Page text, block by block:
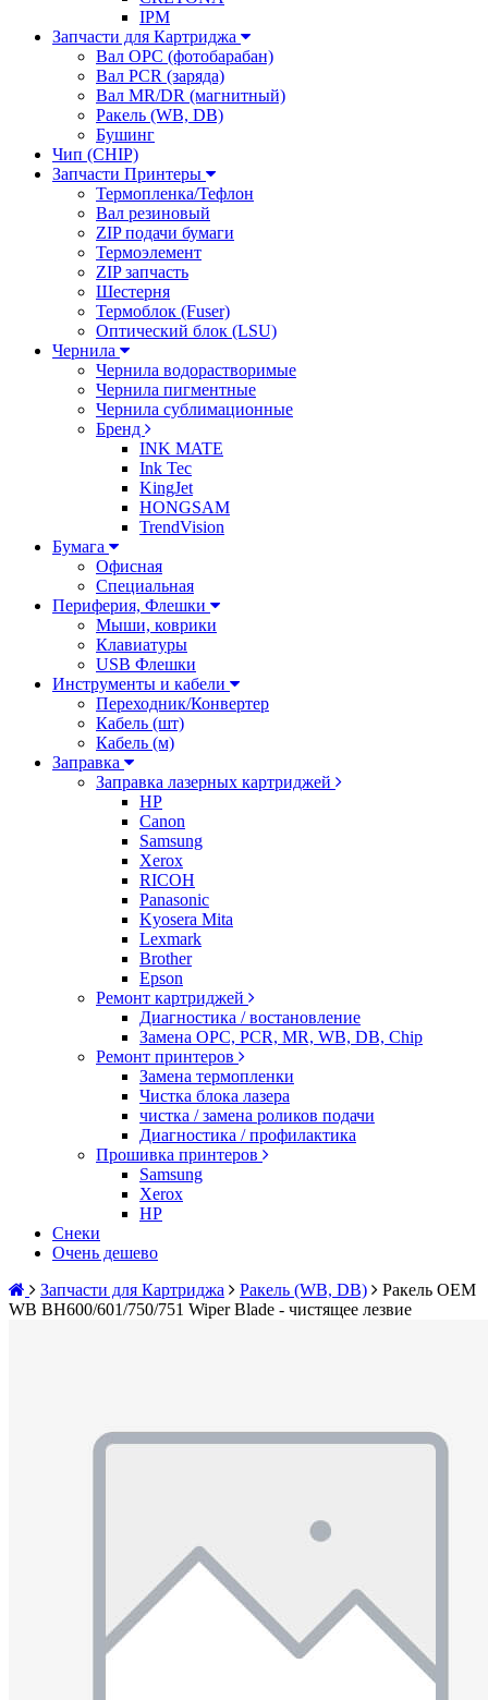
IPM
Запчасти для Картриджа
Вал OPC (фотобарабан)
Вал PCR (заряда)
Вал MR/DR (магнитный)
Ракель (WB, DB)
Бушинг
Чип (CHIP)
Запчасти Принтеры
Термопленка/Тефлон
Вал резиновый
ZIP подачи бумаги
Термоэлемент
ZIP запчасть
Шестерня
Термоблок (Fuser)
Оптический блок (LSU)
Чернила
Чернила водорастворимые
Чернила пигментные
Чернила сублимационные
Бренд
INK MATE
Ink Tec
KingJet
HONGSAM
TrendVision
Бумага
Офисная
Специальная
Периферия, Флешки
Мыши, коврики
Клавиатуры
USB Флешки
Инструменты и кабели
Переходник/Конвертер
Кабель (шт)
Кабель (м)
Заправка
Заправка лазерных картриджей
HP
Canon
Samsung
Xerox
RICOH
Panasonic
Kyosera Mita
Lexmark
Brother
Epson
Ремонт картриджей
Диагностика / востановление
Замена OPC, PCR, MR, WB, DB, Chip
Ремонт принтеров
Замена термопленки
Чистка блока лазера
чистка / замена роликов подачи
Диагностика / профилактика
Прошивка принтеров
Samsung
Xerox
HP
Снеки
Очень дешево
Запчасти для Картриджа
Ракель (WB, DB)
Ракель OEM
WB BH600/601/750/751 Wiper Blade - чистящее лезвие